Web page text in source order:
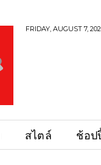
FRIDAY, AUGUST 7,
สไตล์ ช้อป